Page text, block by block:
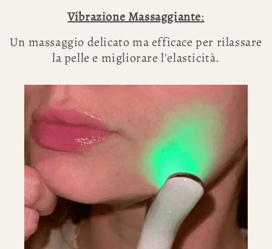
Vibrazione Massaggiante:
Un massaggio delicato ma efficace per rilassare
la pelle e migliorare l'elasticità.